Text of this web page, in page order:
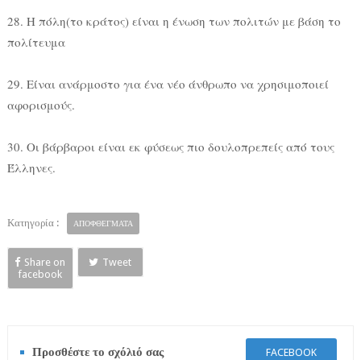
28. Η πόλη(το κράτος) είναι η ένωση των πολιτών με βάση το
πολίτευμα
29. Είναι ανάρμοστο για ένα νέο άνθρωπο να χρησιμοποιεί
αφορισμούς.
30. Οι βάρβαροι είναι εκ φύσεως πιο δουλοπρεπείς από τους
Έλληνες.
Κατηγορία : ΑΠΟΦΘΕΓΜΑΤΑ
Share on
facebook
Tweet
Προσθέστε το σχόλιό σας FACEBOOK